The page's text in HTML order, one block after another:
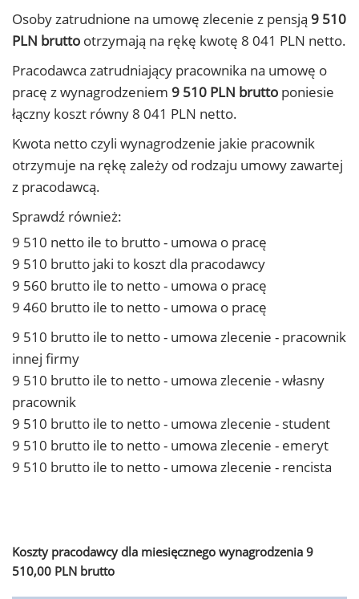
Osoby zatrudnione na umowę zlecenie z pensją 9 510
PLN brutto otrzymają na rękę kwotę 8 041 PLN netto.
Pracodawca zatrudniający pracownika na umowę o
pracę z wynagrodzeniem 9 510 PLN brutto poniesie
łączny koszt równy 8 041 PLN netto.
Kwota netto czyli wynagrodzenie jakie pracownik
otrzymuje na rękę zależy od rodzaju umowy zawartej
z pracodawcą.
Sprawdź również:
9 510 netto ile to brutto - umowa o pracę
9 510 brutto jaki to koszt dla pracodawcy
9 560 brutto ile to netto - umowa o pracę
9 460 brutto ile to netto - umowa o pracę
9 510 brutto ile to netto - umowa zlecenie - pracownik
innej firmy
9 510 brutto ile to netto - umowa zlecenie - własny
pracownik
9 510 brutto ile to netto - umowa zlecenie - student
9 510 brutto ile to netto - umowa zlecenie - emeryt
9 510 brutto ile to netto - umowa zlecenie - rencista
Koszty pracodawcy dla miesięcznego wynagrodzenia 9
510,00 PLN brutto